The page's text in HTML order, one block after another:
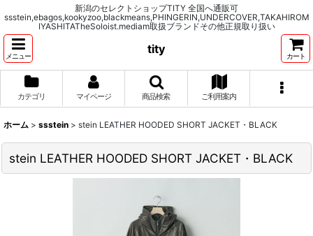
新潟のセレクトショップTITY 全国へ通販可
ssstein,ebagos,kookyzoo,blackmeans,PHINGERIN,UNDERCOVER,TAKAHIROM
IYASHITATheSoloist.mediam取扱ブランドその他正規取り扱い
メニュー
tity
カート
カテゴリ マイページ 商品検索 ご利用案内
ホーム > ssstein > stein LEATHER HOODED SHORT JACKET・BLACK
stein LEATHER HOODED SHORT JACKET・BLACK